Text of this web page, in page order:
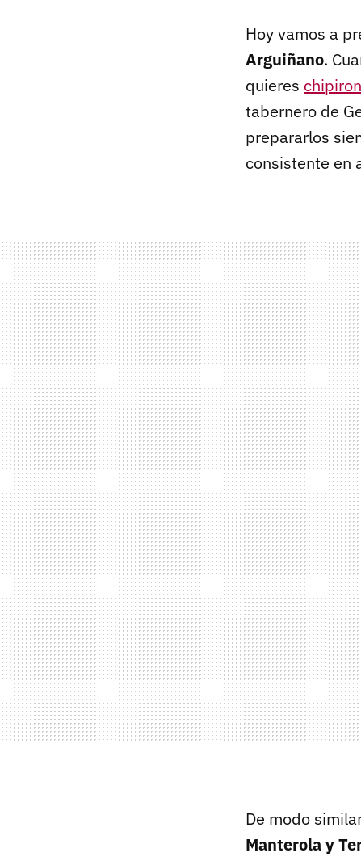
Hoy vamos a
Arguiñano.
quieres
tabernero de
prepararlos
consistente en
De modo
Manterola y